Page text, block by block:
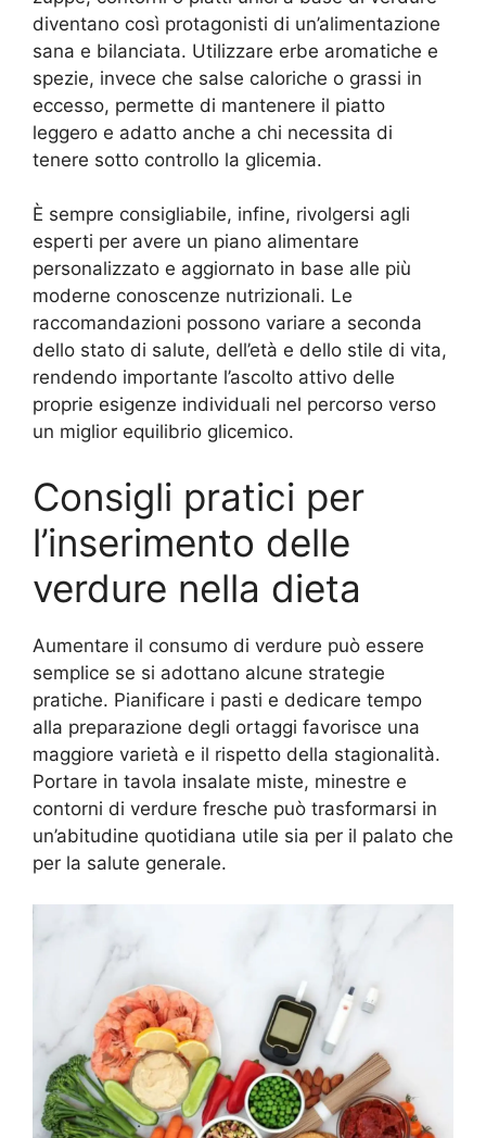
diventano così protagonisti di un’alimentazione
sana e bilanciata. Utilizzare erbe aromatiche e
spezie, invece che salse caloriche o grassi in
eccesso, permette di mantenere il piatto
leggero e adatto anche a chi necessita di
tenere sotto controllo la glicemia.
È sempre consigliabile, infine, rivolgersi agli
esperti per avere un piano alimentare
personalizzato e aggiornato in base alle più
moderne conoscenze nutrizionali. Le
raccomandazioni possono variare a seconda
dello stato di salute, dell’età e dello stile di vita,
rendendo importante l’ascolto attivo delle
proprie esigenze individuali nel percorso verso
un miglior equilibrio glicemico.
Consigli pratici per
l’inserimento delle
verdure nella dieta
Aumentare il consumo di verdure può essere
semplice se si adottano alcune strategie
pratiche. Pianificare i pasti e dedicare tempo
alla preparazione degli ortaggi favorisce una
maggiore varietà e il rispetto della stagionalità.
Portare in tavola insalate miste, minestre e
contorni di verdure fresche può trasformarsi in
un’abitudine quotidiana utile sia per il palato che
per la salute generale.